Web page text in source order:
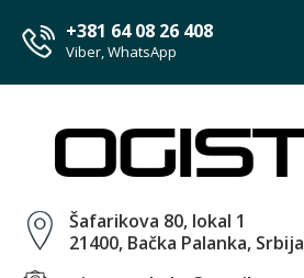
+381 64 08 26 408
Viber, WhatsApp
Šafarikova 80, lokal 1
21400, Bačka Palanka, Srbija